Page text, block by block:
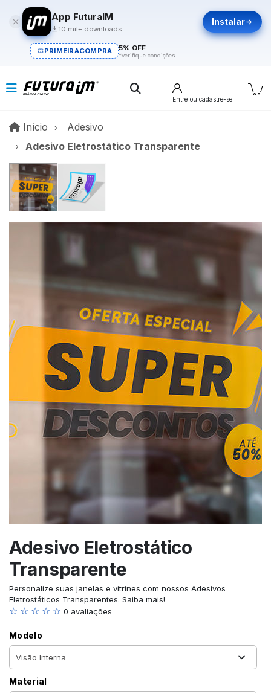
App FuturaIM
10 mil+ downloads
Instalar
PRIMEIRACOMPRA 5% OFF
*verifique condições
Entre ou cadastre-se
Início InícioAdesivo
Adesivo Eletrostático Transparente
Adesivo Eletrostático
Transparente
Personalize suas janelas e vitrines com nossos Adesivos
Eletrostáticos Transparentes. Saiba mais!
☆ ☆ ☆ ☆ ☆ 0 avaliações
Modelo
Material